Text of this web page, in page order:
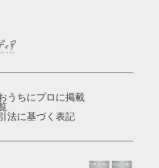
うちにプロに掲載
法に基づく表記